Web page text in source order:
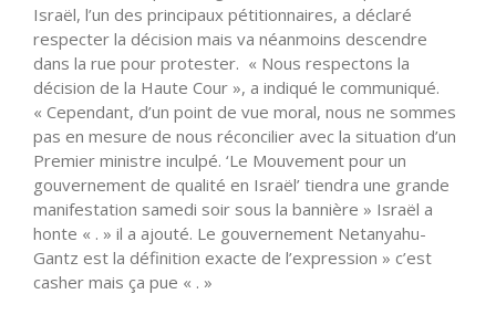
Israël, l’un des principaux pétitionnaires, a déclaré
respecter la décision mais va néanmoins descendre
dans la rue pour protester. « Nous respectons la
décision de la Haute Cour », a indiqué le communiqué.
« Cependant, d’un point de vue moral, nous ne sommes
pas en mesure de nous réconcilier avec la situation d’un
Premier ministre inculpé. ‘Le Mouvement pour un
gouvernement de qualité en Israël’ tiendra une grande
manifestation samedi soir sous la bannière » Israël a
honte « . » il a ajouté. Le gouvernement Netanyahu-
Gantz est la définition exacte de l’expression » c’est
casher mais ça pue « . »